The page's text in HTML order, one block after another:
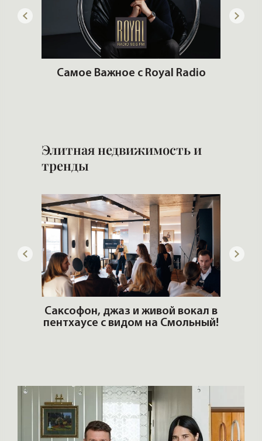
Самое Важное с Royal Radio
Элитная недвижимость и
тренды
Саксофон, джаз и живой вокал в
пентхаусе с видом на Смольный!